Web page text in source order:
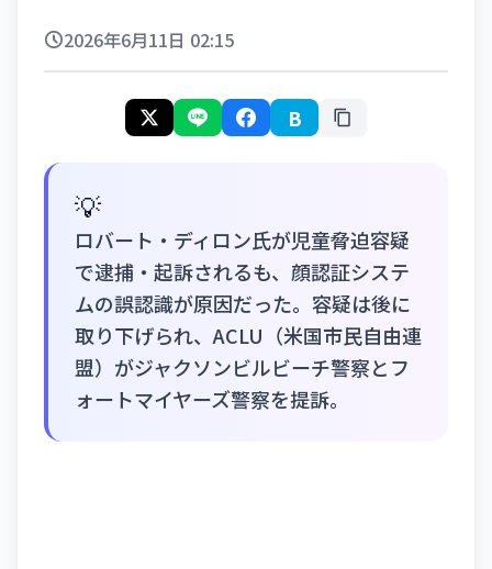
2026年6月11日 02:15
B
💡
ロバート・ディロン氏が児童脅迫容疑
で逮捕・起訴されるも、顔認証システ
ムの誤認識が原因だった。容疑は後に
取り下げられ、ACLU（米国市民自由連
盟）がジャクソンビルビーチ警察とフ
ォートマイヤーズ警察を提訴。